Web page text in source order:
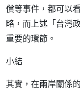
償等事件，都可以
略，而上述「台灣
重要的環節。
小結
其實，在兩岸關係